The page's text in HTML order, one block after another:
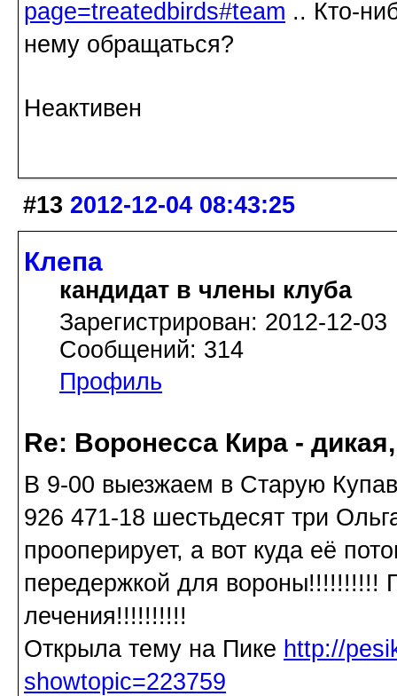
page=treatedbirds#team .. Кто-
нему обращаться?
Неактивен
#13 2012-12-04 08:43:25
Клепа
кандидат в члены клуба
Зарегистрирован: 2012-12-03
Сообщений: 314
Профиль
Re: Воронесса Кира -
В 9-00 выезжаем в Старую
926 471-18 шестьдесят три
прооперирует, а вот куда её
передержкой для вороны!!!!!!!!!!
лечения!!!!!!!!!!
Открыла тему на Пике http://
showtopic=223759